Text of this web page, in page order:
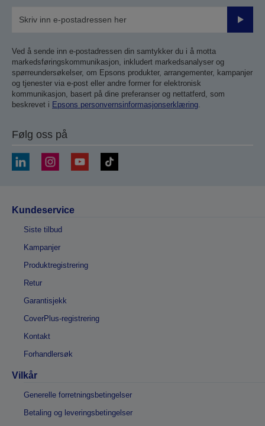
Send
Ved å sende inn e-postadressen din samtykker du i å motta
markedsføringskommunikasjon, inkludert markedsanalyser og
spørreundersøkelser, om Epsons produkter, arrangementer, kampanjer
og tjenester via e-post eller andre former for elektronisk
kommunikasjon, basert på dine preferanser og nettatferd, som
beskrevet i Epsons personvernsinformasjonserklæring.
Følg oss på
Kundeservice
Siste tilbud
Kampanjer
Produktregistrering
Retur
Garantisjekk
CoverPlus-registrering
Kontakt
Forhandlersøk
Vilkår
Generelle forretningsbetingelser
Betaling og leveringsbetingelser